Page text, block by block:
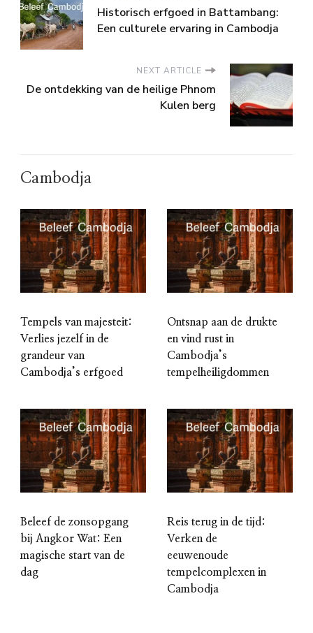
Historisch erfgoed in Battambang:
Een culturele ervaring in Cambodja
NEXT ARTICLE
De ontdekking van de heilige Phnom
Kulen berg
Cambodja
Tempels van majesteit:
Verlies jezelf in de
grandeur van
Cambodja’s erfgoed
Ontsnap aan de drukte
en vind rust in
Cambodja’s
tempelheiligdommen
Beleef de zonsopgang
bij Angkor Wat: Een
magische start van de
dag
Reis terug in de tijd:
Verken de
eeuwenoude
tempelcomplexen in
Cambodja